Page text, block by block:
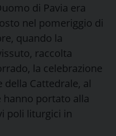
di Pavia era
nel pomeriggio di
quando la
raccolta
la celebrazione
Cattedrale, al
portato alla
poli liturgici in